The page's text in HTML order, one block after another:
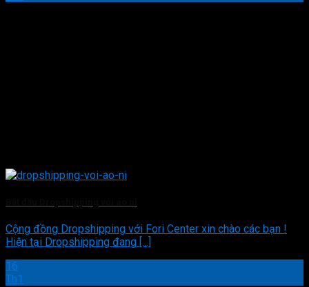
Cộng đồng Dropshipping với Fori Center xin chào các bạn !
Hiện tại Dropshipping đang [...]
16
Th1